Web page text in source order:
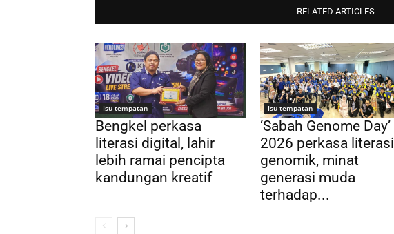
RELATED ARTICLES
Isu tempatan
Bengkel perkasa
literasi digital, lahir
lebih ramai pencipta
kandungan kreatif
Isu tempatan
‘Sabah Genome Day’
2026 perkasa literasi
genomik, minat
generasi muda
terhadap...